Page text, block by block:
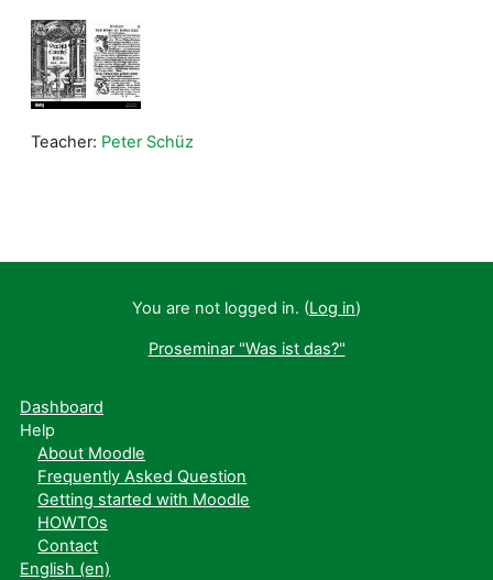
Teacher: Peter Schüz
You are not logged in. (Log in)
Proseminar "Was ist das?"
Dashboard
Help
About Moodle
Frequently Asked Question
Getting started with Moodle
HOWTOs
Contact
English ‎(en)‎